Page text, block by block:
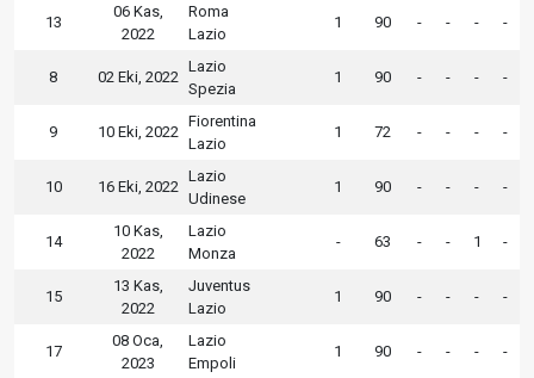
13
06 Kas,
2022
Roma
Lazio
1 90 - - - -
8 02 Eki, 2022
Lazio
Spezia
1 90 - - - -
9 10 Eki, 2022
Fiorentina
Lazio
1 72 - - - -
10 16 Eki, 2022
Lazio
Udinese
1 90 - - - -
14
10 Kas,
2022
Lazio
Monza
- 63 - - 1 -
15
13 Kas,
2022
Juventus
Lazio
1 90 - - - -
17
08 Oca,
2023
Lazio
Empoli
1 90 - - - -